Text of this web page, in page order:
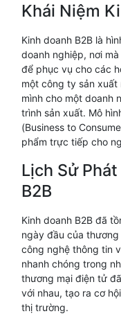
Khái Niệm
Kinh doanh B2B là
doanh nghiệp, nơi
để phục vụ cho các
một công ty sản xuất
mình cho một doanh
trình sản xuất. Mô
(Business to
phẩm trực tiếp cho
Lịch Sử
B2B
Kinh doanh B2B đã
ngày đầu của
công nghệ thông tin
nhanh chóng trong
thương mại điện tử
với nhau, tạo ra cơ
thị trường.